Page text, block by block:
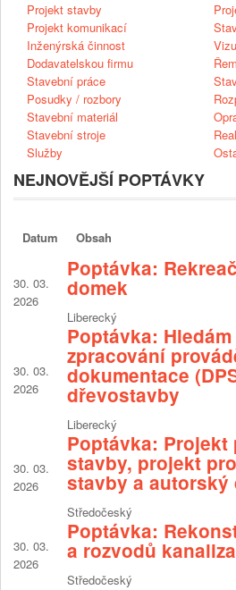
Projekt stavby
Projekt komunikací
Inženýrská činnost
Dodavatelskou firmu
Stavební práce
Posudky / rozbory
Stavební materiál
Stavební stroje
Služby
NEJNOVĚJŠÍ POPTÁVKY
Datum Obsah
30. 03.
2026
Poptávka:
domek
Liberecký
30. 03.
2026
Poptávka:
zpracování
dokumentace
dřevostavby
Liberecký
30. 03.
2026
Poptávka:
stavby, projekt
stavby a autorský
Středočeský
30. 03.
2026
Poptávka:
a rozvodů
Středočeský